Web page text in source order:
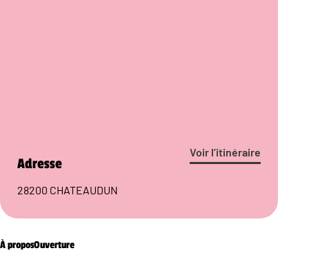
Voir l’itinéraire
Adresse
28200 CHATEAUDUN
À proposOuverture